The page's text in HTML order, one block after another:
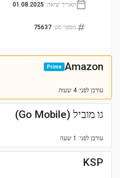
תאריך יציאה:
01.08.2025
מספר סט:
75637
Amazon
Prime
עודכן לפני: 4 שעות
גו מוביל (Go Mobile)
עודכן לפני: 1 שעה
KSP